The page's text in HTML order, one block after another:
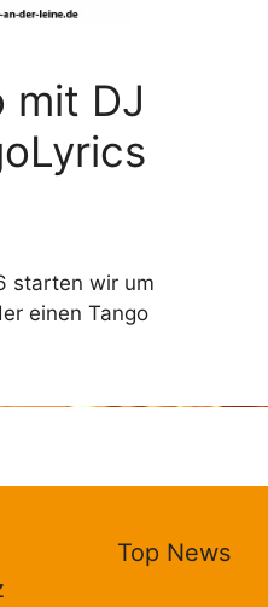
mit DJ
starten wir um
einen Tango
Top News